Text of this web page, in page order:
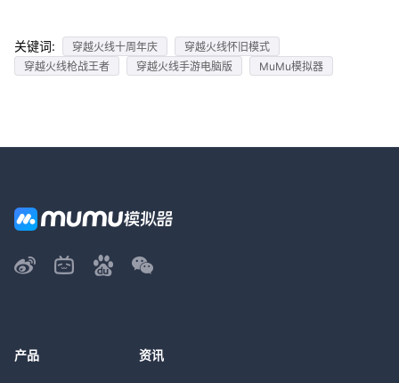
关键词: 穿越火线十周年庆
穿越火线怀旧模式
穿越火线枪战王者
穿越火线手游电脑版 MuMu模拟器
产品 资讯